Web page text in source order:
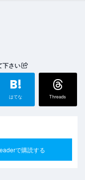
下さい
B!
はてな Threads
で購読する